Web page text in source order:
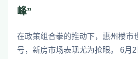
峰”
在政策组合拳的推动下，惠州楼市
号，新房市场表现尤为抢眼。 6月